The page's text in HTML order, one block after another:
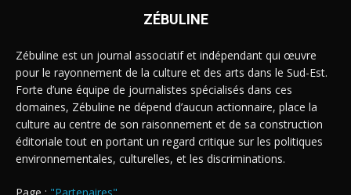
ZÉBULINE
Zébuline est un journal associatif et indépendant qui œuvre
pour le rayonnement de la culture et des arts dans le Sud-Est.
Forte d’une équipe de journalistes spécialisés dans ces
domaines, Zébuline ne dépend d’aucun actionnaire, place la
culture au centre de son raisonnement et de sa construction
éditoriale tout en portant un regard critique sur les politiques
environnementales, culturelles, et les discriminations.